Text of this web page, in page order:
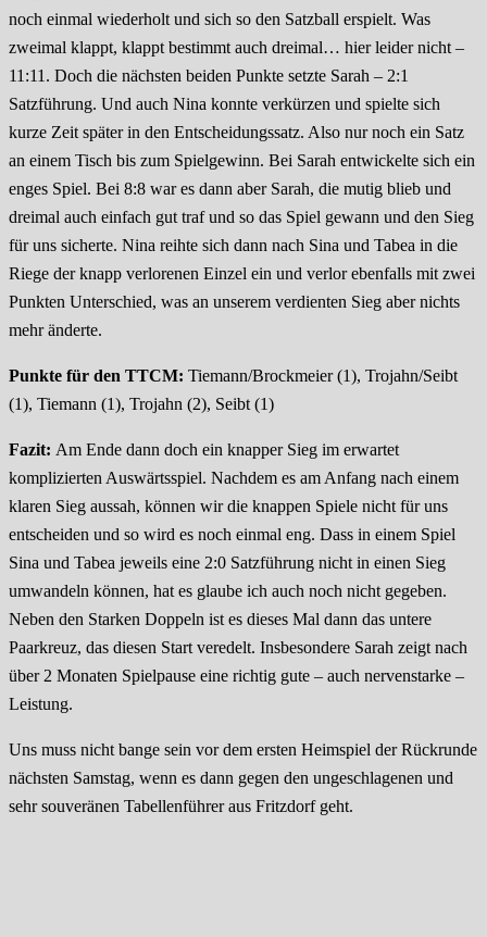
noch einmal wiederholt und sich so den Satzball erspielt. Was
zweimal klappt, klappt bestimmt auch dreimal… hier leider nicht –
11:11. Doch die nächsten beiden Punkte setzte Sarah – 2:1
Satzführung. Und auch Nina konnte verkürzen und spielte sich
kurze Zeit später in den Entscheidungssatz. Also nur noch ein Satz
an einem Tisch bis zum Spielgewinn. Bei Sarah entwickelte sich ein
enges Spiel. Bei 8:8 war es dann aber Sarah, die mutig blieb und
dreimal auch einfach gut traf und so das Spiel gewann und den Sieg
für uns sicherte. Nina reihte sich dann nach Sina und Tabea in die
Riege der knapp verlorenen Einzel ein und verlor ebenfalls mit zwei
Punkten Unterschied, was an unserem verdienten Sieg aber nichts
mehr änderte.
Punkte für den TTCM: Tiemann/Brockmeier (1), Trojahn/Seibt
(1), Tiemann (1), Trojahn (2), Seibt (1)
Fazit: Am Ende dann doch ein knapper Sieg im erwartet
komplizierten Auswärtsspiel. Nachdem es am Anfang nach einem
klaren Sieg aussah, können wir die knappen Spiele nicht für uns
entscheiden und so wird es noch einmal eng. Dass in einem Spiel
Sina und Tabea jeweils eine 2:0 Satzführung nicht in einen Sieg
umwandeln können, hat es glaube ich auch noch nicht gegeben.
Neben den Starken Doppeln ist es dieses Mal dann das untere
Paarkreuz, das diesen Start veredelt. Insbesondere Sarah zeigt nach
über 2 Monaten Spielpause eine richtig gute – auch nervenstarke –
Leistung.
Uns muss nicht bange sein vor dem ersten Heimspiel der Rückrunde
nächsten Samstag, wenn es dann gegen den ungeschlagenen und
sehr souveränen Tabellenführer aus Fritzdorf geht.